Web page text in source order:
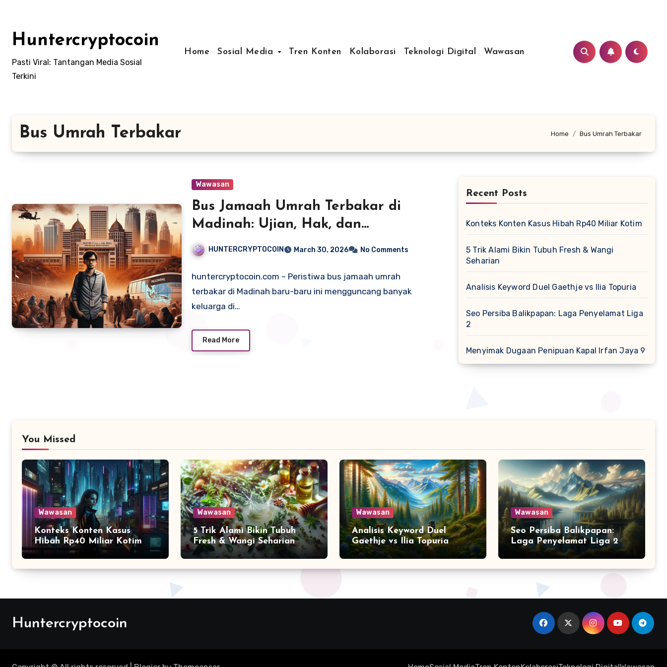
contentHuntercryptocoin
Pasti Viral: Tantangan Media Sosial
Terkini
Home Sosial Media Tren Konten Kolaborasi Teknologi Digital Wawasan
Bus Umrah Terbakar Home Bus Umrah Terbakar
Wawasan
Bus Jamaah Umrah Terbakar di
Madinah: Ujian, Hak, dan
Pelajaran
HUNTERCRYPTOCOIN March 30, 2026 No Comments
huntercryptocoin.com – Peristiwa bus jamaah umrah
terbakar di Madinah baru-baru ini mengguncang banyak
keluarga di…
Read More
Recent Posts
Konteks Konten Kasus Hibah Rp40 Miliar Kotim
5 Trik Alami Bikin Tubuh Fresh & Wangi
Seharian
Analisis Keyword Duel Gaethje vs Ilia Topuria
Seo Persiba Balikpapan: Laga Penyelamat Liga
2
Menyimak Dugaan Penipuan Kapal Irfan Jaya 9
You Missed
Wawasan
Konteks Konten Kasus
Hibah Rp40 Miliar Kotim
Wawasan
5 Trik Alami Bikin Tubuh
Fresh & Wangi Seharian
Wawasan
Analisis Keyword Duel
Gaethje vs Ilia Topuria
Wawasan
Seo Persiba Balikpapan:
Laga Penyelamat Liga 2
Huntercryptocoin